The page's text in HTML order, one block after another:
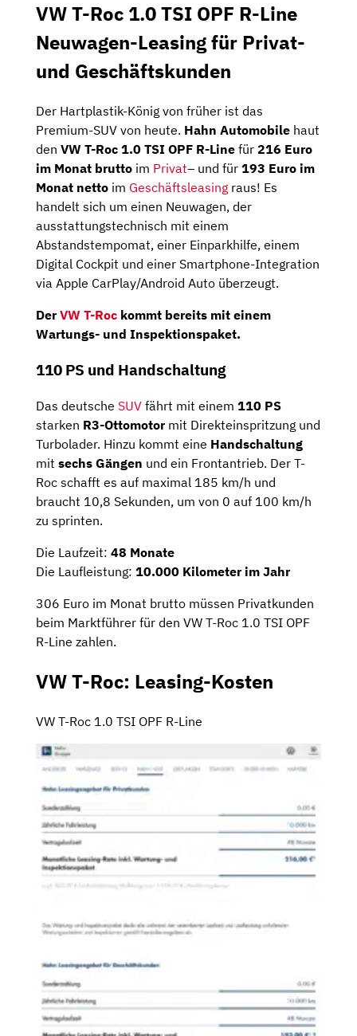
VW T-Roc 1.0 TSI OPF R-Line
Neuwagen-Leasing für Privat-
und Geschäftskunden
Der Hartplastik-König von früher ist das
Premium-SUV von heute. Hahn Automobile haut
den VW T-Roc 1.0 TSI OPF R-Line für 216 Euro
im Monat brutto im Privat– und für 193 Euro im
Monat netto im Geschäftsleasing raus! Es
handelt sich um einen Neuwagen, der
ausstattungstechnisch mit einem
Abstandstempomat, einer Einparkhilfe, einem
Digital Cockpit und einer Smartphone-Integration
via Apple CarPlay/Android Auto überzeugt.
DerVW T-Roc kommt bereits mit einem
Wartungs- und Inspektionspaket.
110 PS und Handschaltung
Das deutsche SUV fährt mit einem 110 PS
starken R3-Ottomotormit Direkteinspritzung und
Turbolader. Hinzu kommt eine Handschaltung
mit sechs Gängen und ein Frontantrieb. Der T-
Roc schafft es auf maximal 185 km/h und
braucht 10,8 Sekunden, um von 0 auf 100 km/h
zu sprinten.
Die Laufzeit: 48 Monate
Die Laufleistung: 10.000 Kilometer im Jahr
306 Euro im Monat brutto müssen Privatkunden
beim Marktführer für den VW T-Roc 1.0 TSI OPF
R-Line zahlen.
VW T-Roc: Leasing-Kosten
VW T-Roc 1.0 TSI OPF R-Line